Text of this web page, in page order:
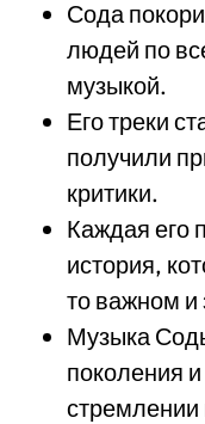
Сода
людей по
музыкой.
Его треки
получили
критики.
Каждая его
история,
то важном
Музыка
поколения
стремлении